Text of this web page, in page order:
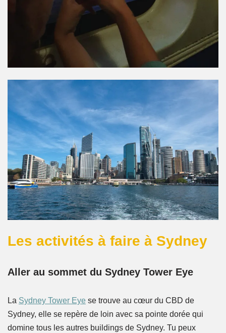
Les activités à faire à Sydney
Aller au sommet du Sydney Tower Eye
La Sydney Tower Eye se trouve au cœur du CBD de
Sydney, elle se repère de loin avec sa pointe dorée qui
domine tous les autres buildings de Sydney. Tu peux